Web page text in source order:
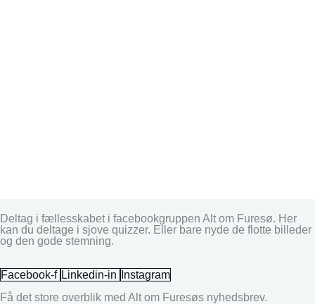
Deltag i fællesskabet i facebookgruppen Alt om Furesø. Her
kan du deltage i sjove quizzer. Eller bare nyde de flotte billeder
og den gode stemning.
Facebook-f Linkedin-in
Instagram
Få det store overblik med Alt om Furesøs nyhedsbrev.